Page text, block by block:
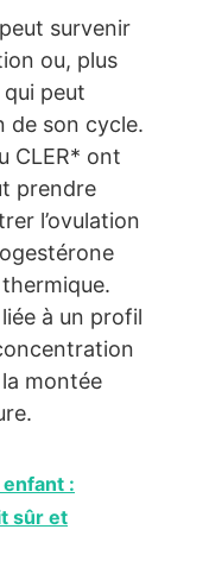
survenir
ou, plus
peut
de son cycle.
CLER* ont
prendre
l’ovulation
à un profil
montée
:
sûr et